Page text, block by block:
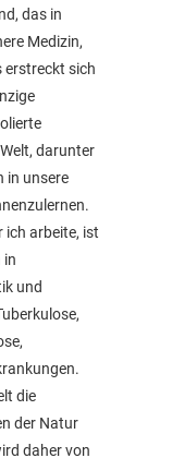
das in
Medizin,
erstreckt sich
darunter
in unsere
ich arbeite, ist
in
und
die
der Natur
daher von